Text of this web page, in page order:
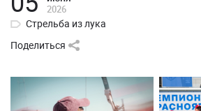
2026
Стрельба из лука
Поделиться